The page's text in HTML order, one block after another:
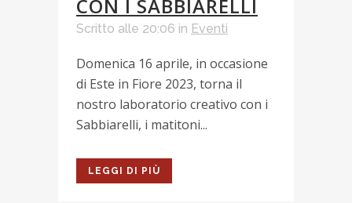
CON I SABBIARELLI
Scritto alle 20:06 in Eventi
Domenica 16 aprile, in occasione
di Este in Fiore 2023, torna il
nostro laboratorio creativo con i
Sabbiarelli, i matitoni...
LEGGI DI PIÙ